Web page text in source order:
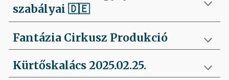
szabályai 🇩🇪
Fantázia Cirkusz Produkció
Kürtőskalács 2025.02.25.